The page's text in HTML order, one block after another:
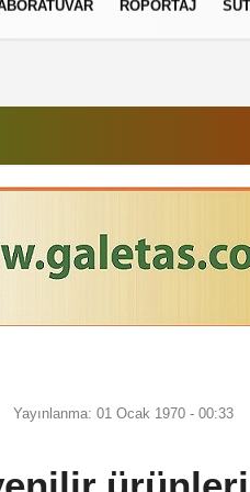
RÖPORTAJ SÜT
Yayınlanma: 01 Ocak 1970 - 00:33